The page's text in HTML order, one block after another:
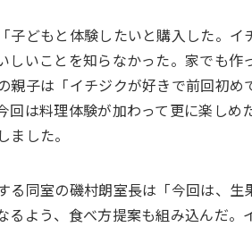
子どもと体験したいと購入した。イ
しいことを知らなかった。家でも作
親子は「イチジクが好きで前回初め
回は料理体験が加わって更に楽しめ
ました。
る同室の磯村朗室長は「今回は、生
るよう、食べ方提案も組み込んだ。